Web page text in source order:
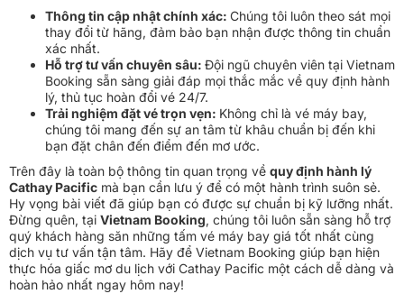
Thông tin cập nhật chính xác: Chúng tôi luôn theo sát mọi
thay đổi từ hãng, đảm bảo bạn nhận được thông tin chuẩn
xác nhất.
Hỗ trợ tư vấn chuyên sâu: Đội ngũ chuyên viên tại Vietnam
Booking sẵn sàng giải đáp mọi thắc mắc về quy định hành
lý, thủ tục hoàn đổi vé 24/7.
Trải nghiệm đặt vé trọn vẹn: Không chỉ là vé máy bay,
chúng tôi mang đến sự an tâm từ khâu chuẩn bị đến khi
bạn đặt chân đến điểm đến mơ ước.
Trên đây là toàn bộ thông tin quan trọng về quy định hành lý
Cathay Pacific mà bạn cần lưu ý để có một hành trình suôn sẻ.
Hy vọng bài viết đã giúp bạn có được sự chuẩn bị kỹ lưỡng nhất.
Đừng quên, tại Vietnam Booking, chúng tôi luôn sẵn sàng hỗ trợ
quý khách hàng săn những tấm vé máy bay giá tốt nhất cùng
dịch vụ tư vấn tận tâm. Hãy để Vietnam Booking giúp bạn hiện
thực hóa giấc mơ du lịch với Cathay Pacific một cách dễ dàng và
hoàn hảo nhất ngay hôm nay!